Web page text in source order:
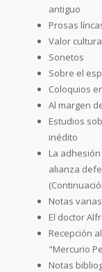
antiguo
Prosas
Valor
Sonetos
Sobre el
Coloquios
Al margen
Estudios
inédito
La
alianza
Notas varias
El doctor
Recepción
"Mercurio
Notas